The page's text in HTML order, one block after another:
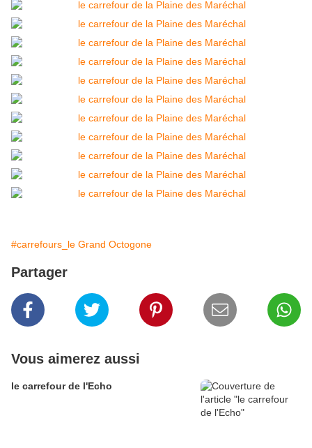
#carrefours_le Grand Octogone
Partager
Vous aimerez aussi
le carrefour de l'Echo